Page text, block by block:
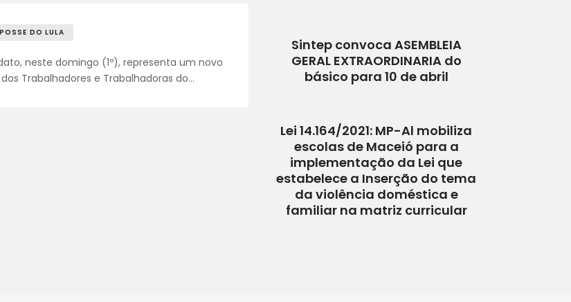
POSSE DO LULA
neste domingo (1º), representa um novo
Trabalhadores e Trabalhadoras do…
Sintep convoca ASEMBLEIA
GERAL EXTRAORDINARIA do
básico para 10 de abril
Lei 14.164/2021: MP-Al mobiliza
escolas de Maceió para a
implementação da Lei que
estabelece a Inserção do tema
da violência doméstica e
familiar na matriz curricular